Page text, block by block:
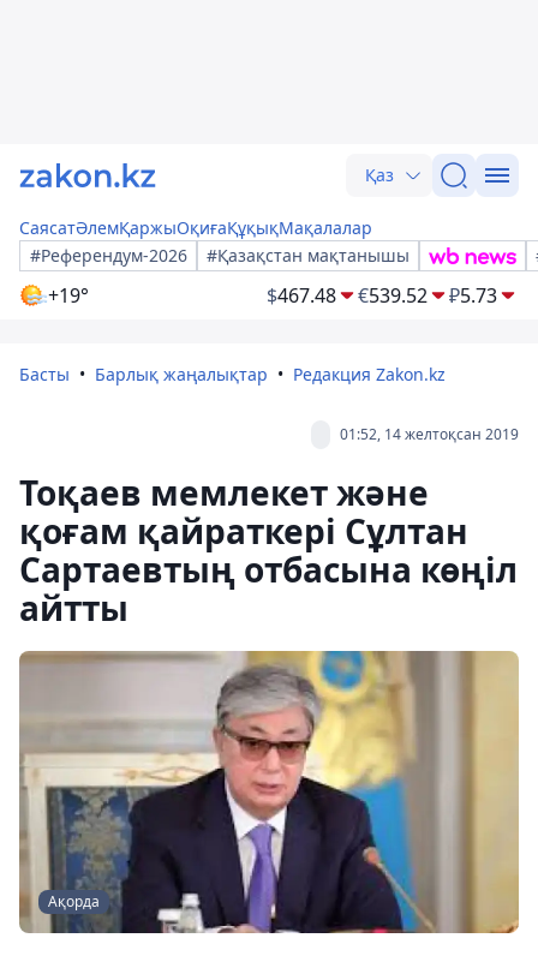
Қаз
СаясатӘлемҚаржыОқиғаҚұқықМақалалар
#Референдум-2026
#Қазақстан мақтанышы
+19° $467.48 €539.52 ₽5.73
Басты Барлық жаңалықтар Редакция Zakon.kz
01:52, 14 желтоқсан 2019
Тоқаев мемлекет және
қоғам қайраткері Сұлтан
Сартаевтың отбасына көңіл
айтты
Ақорда